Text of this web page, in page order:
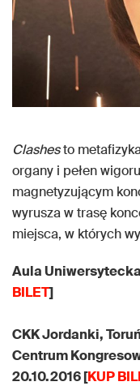
Clashesto
organy i pełen
magnetyzującym
wyrusza w trasę
miejsca, w których
Aula
BILET]
CKK Jordanki,
Centrum
20.10.2016 [KUP